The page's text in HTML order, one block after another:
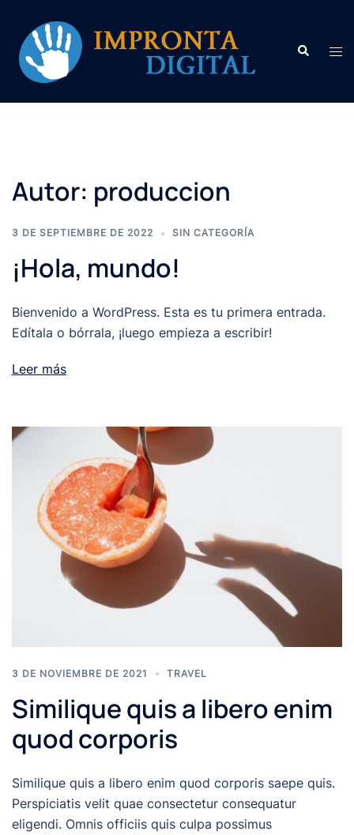
contenido
Buscar
Autor: produccion
3 DE SEPTIEMBRE DE 2022 SIN CATEGORÍA
¡Hola, mundo!
Bienvenido a WordPress. Esta es tu primera entrada.
Edítala o bórrala, ¡luego empieza a escribir!
Leer más
3 DE NOVIEMBRE DE 2021 TRAVEL
Similique quis a libero enim
quod corporis
Similique quis a libero enim quod corporis saepe quis.
Perspiciatis velit quae consectetur consequatur
eligendi. Omnis officiis quis culpa possimus